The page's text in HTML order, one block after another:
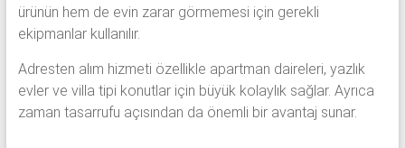
ürünün hem de evin zarar görmemesi için gerekli
ekipmanlar kullanılır.
Adresten alım hizmeti özellikle apartman daireleri, yazlık
evler ve villa tipi konutlar için büyük kolaylık sağlar. Ayrıca
zaman tasarrufu açısından da önemli bir avantaj sunar.